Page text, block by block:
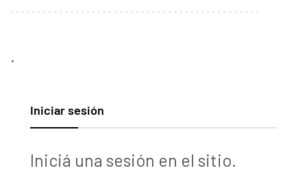
.
Iniciar sesión
Iniciá una sesión en el sitio.